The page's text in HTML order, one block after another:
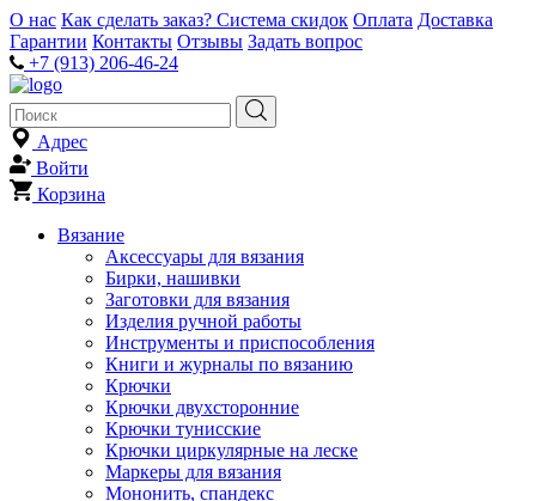
О нас Как сделать заказ? Система скидок Оплата Доставка
Гарантии Контакты Отзывы Задать вопрос
+7 (913) 206-46-24
Адрес
Войти
Корзина
Вязание
Аксессуары для вязания
Бирки, нашивки
Заготовки для вязания
Изделия ручной работы
Инструменты и приспособления
Книги и журналы по вязанию
Крючки
Крючки двухсторонние
Крючки тунисские
Крючки циркулярные на леске
Маркеры для вязания
Мононить, спандекс